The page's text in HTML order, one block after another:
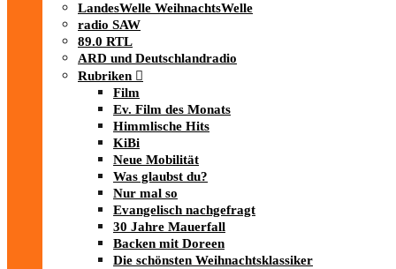
LandesWelle WeihnachtsWelle
radio SAW
89.0 RTL
ARD und Deutschlandradio
Rubriken
Film
Ev. Film des Monats
Himmlische Hits
KiBi
Neue Mobilität
Was glaubst du?
Nur mal so
Evangelisch nachgefragt
30 Jahre Mauerfall
Backen mit Doreen
Die schönsten Weihnachtsklassiker